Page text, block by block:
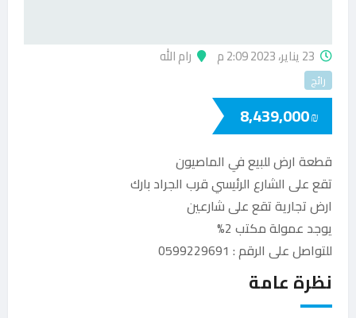
23 يناير، 2023 2:09 م رام الله
رائج
8,439,000₪
قطعة ارض للبيع في الماصيون
تقع على الشارع الرئيسي قرب الجراد بارك
ارض تجارية تقع على شارعين
يوجد عمولة مكتب 2%
للتواصل على الرقم : 0599229691
نظرة عامة